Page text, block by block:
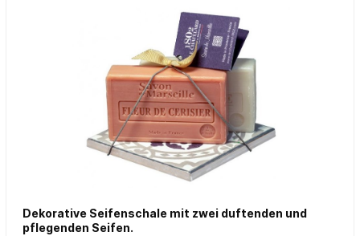
Dekorative Seifenschale mit zwei duftenden und
pflegenden Seifen.